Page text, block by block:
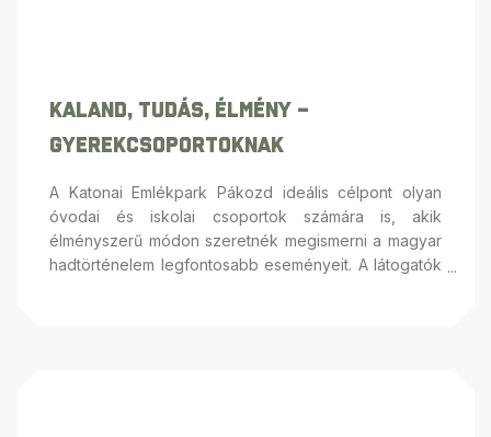
Kaland, Tudás, Élmény –
Gyerekcsoportoknak
A Katonai Emlékpark Pákozd ideális célpont olyan
óvodai és iskolai csoportok számára is, akik
élményszerű módon szeretnék megismerni a magyar
hadtörténelem legfontosabb eseményeit. A látogatók